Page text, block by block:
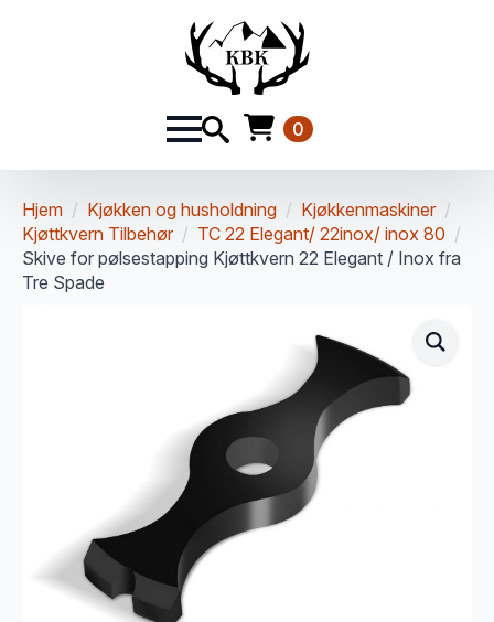
0
Hjem Kjøkken og husholdning
Kjøkkenmaskiner
Kjøttkvern Tilbehør
TC 22 Elegant/ 22inox/ inox 80
Skive for pølsestapping Kjøttkvern 22 Elegant / Inox fra
Tre Spade